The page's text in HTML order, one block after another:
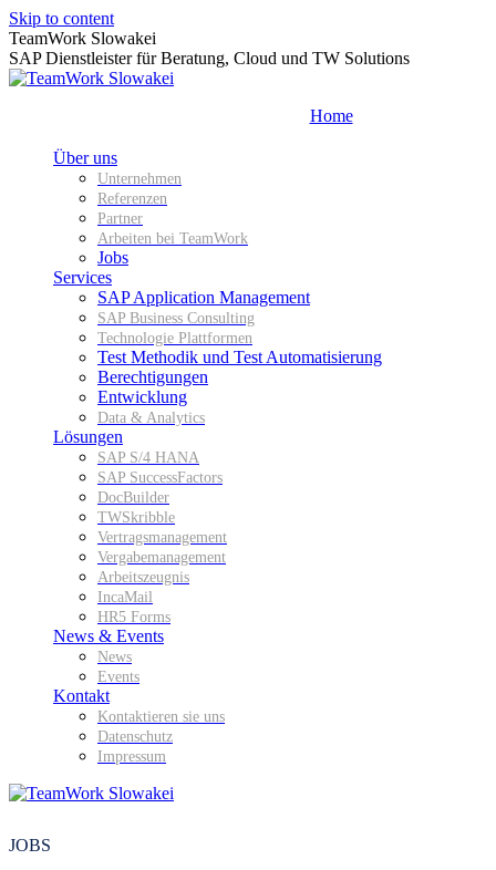
Skip to content
TeamWork Slowakei
SAP Dienstleister für Beratung, Cloud und TW Solutions
Home
Über uns
Unternehmen
Referenzen
Partner
Arbeiten bei TeamWork
Jobs
Services
SAP Application Management
SAP Business Consulting
Technologie Plattformen
Test Methodik und Test Automatisierung
Berechtigungen
Entwicklung
Data & Analytics
Lösungen
SAP S/4 HANA
SAP SuccessFactors
DocBuilder
TWSkribble
Vertragsmanagement
Vergabemanagement
Arbeitszeugnis
IncaMail
HR5 Forms
News & Events
News
Events
Kontakt
Kontaktieren sie uns
Datenschutz
Impressum
JOBS